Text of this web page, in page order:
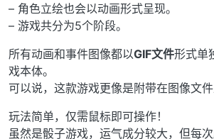
– 角色立绘也会以动画形式呈现。
– 游戏共分为5个阶段。
所有动画和事件图像都以GIF文件形式单
戏本体。
可以说，这款游戏更像是附带在图像文件
玩法简单，仅需鼠标即可操作！
虽然是骰子游戏，运气成分较大，但每